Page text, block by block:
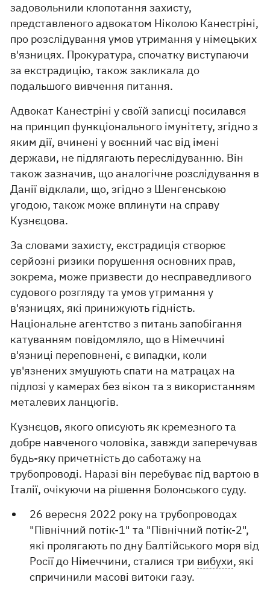
задовольнили клопотання захисту,
представленого адвокатом Ніколою Канестріні,
про розслідування умов утримання у німецьких
в'язницях. Прокуратура, спочатку виступаючи
за екстрадицію, також закликала до
подальшого вивчення питання.
Адвокат Канестріні у своїй записці посилався
на принцип функціонального імунітету, згідно з
яким дії, вчинені у воєнний час від імені
держави, не підлягають переслідуванню. Він
також зазначив, що аналогічне розслідування в
Данії відклали, що, згідно з Шенгенською
угодою, також може вплинути на справу
Кузнєцова.
За словами захисту, екстрадиція створює
серйозні ризики порушення основних прав,
зокрема, може призвести до несправедливого
судового розгляду та умов утримання у
в'язницях, які принижують гідність.
Національне агентство з питань запобігання
катуванням повідомляло, що в Німеччині
в'язниці переповнені, є випадки, коли
ув'язнених змушують спати на матрацах на
підлозі у камерах без вікон та з використанням
металевих ланцюгів.
Кузнєцов, якого описують як кремезного та
добре навченого чоловіка, завжди заперечував
будь-яку причетність до саботажу на
трубопроводі. Наразі він перебуває під вартою в
Італії, очікуючи на рішення Болонського суду.
26 вересня 2022 року на трубопроводах
"Північний потік-1" та "Північний потік-2",
які пролягають по дну Балтійського моря від
Росії до Німеччини, сталися три вибухи, які
спричинили масові витоки газу.